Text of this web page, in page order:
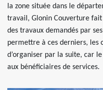
la zone située dans le
travail, Glonin Couverture
des travaux demandés par
permettre à ces derniers, les
d’organiser par la suite, car
aux bénéficiaires de services.